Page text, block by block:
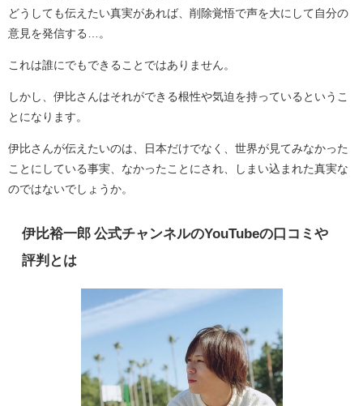
どうしても伝えたい真実があれば、削除覚悟で声を大にして自分の
意見を発信する…。
これは誰にでもできることではありません。
しかし、伊比さんはそれができる根性や気迫を持っているというこ
とになります。
伊比さんが伝えたいのは、日本だけでなく、世界が見てみなかった
ことにしている事実、なかったことにされ、しまい込まれた真実な
のではないでしょうか。
伊比裕一郎 公式チャンネルのYouTubeの口コミや
評判とは